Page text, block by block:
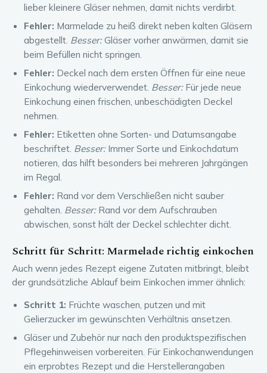
lieber kleinere Gläser nehmen, damit nichts verdirbt.
Fehler: Marmelade zu heiß direkt neben kalten Gläsern
abgestellt. Besser:Gläser vorher anwärmen, damit sie
beim Befüllen nicht springen.
Fehler: Deckel nach dem ersten Öffnen für eine neue
Einkochung wiederverwendet. Besser:Für jede neue
Einkochung einen frischen, unbeschädigten Deckel
nehmen.
Fehler: Etiketten ohne Sorten- und Datumsangabe
beschriftet. Besser:Immer Sorte und Einkochdatum
notieren, das hilft besonders bei mehreren Jahrgängen
im Regal.
Fehler: Rand vor dem Verschließen nicht sauber
gehalten. Besser:Rand vor dem Aufschrauben
abwischen, sonst hält der Deckel schlechter dicht.
Schritt für Schritt: Marmelade richtig einkochen
Auch wenn jedes Rezept eigene Zutaten mitbringt, bleibt
der grundsätzliche Ablauf beim Einkochen immer ähnlich:
Schritt 1: Früchte waschen, putzen und mit
Gelierzucker im gewünschten Verhältnis ansetzen.
Gläser und Zubehör nur nach den produktspezifischen
Pflegehinweisen vorbereiten. Für Einkochanwendungen
ein erprobtes Rezept und die Herstellerangaben